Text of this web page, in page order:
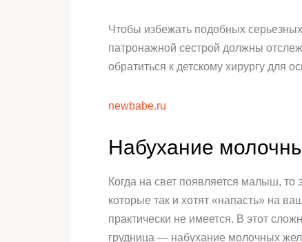
Чтобы избежать подобных
патронажной сестрой должны
обратиться к детскому хирургу для
newbabe.ru
Набухание
Когда на свет появляется малыш,
которые так и хотят «напасть» на
практически не имеется. В этот
грудница — набухание молочных